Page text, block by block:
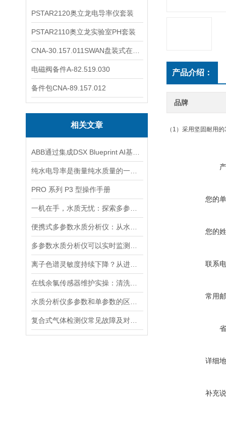
PSTAR2120奥立龙电导率仪套装
PSTAR2110奥立龙实验室PH套装
电磁阀备件A-82.519.030
备件包CNA-89.157.012
相关文章
PRO 系列 P3 型操作手册
产品介绍：
品牌
（1）采用坚固耐用
您的
您的
联系
常用
详细
补充